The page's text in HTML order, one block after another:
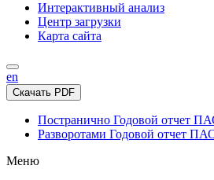
Интерактивный анализ
Центр загрузки
Карта сайта
en
Скачать PDF
Постранично Годовой отчет
Разворотами Годовой отчет
Меню